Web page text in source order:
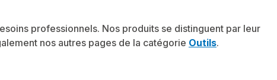
professionnels. Nos produits se distinguent par leur
nos autres pages de la catégorie Outils.